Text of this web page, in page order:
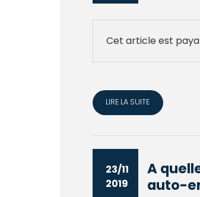
Cet article est
LIRE LA SUITE
23/11
2019
A
auto-